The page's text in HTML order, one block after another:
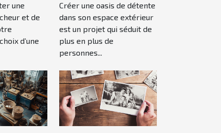
une
et de
d’une
oasis de détente ?
Créer une oasis de détente
dans son espace extérieur
est un projet qui séduit de
plus en plus de
personnes...